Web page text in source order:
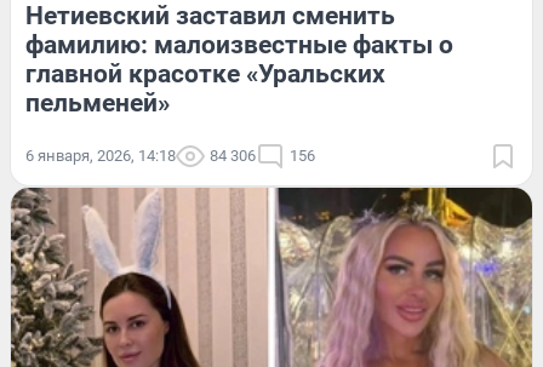
Нетиевский заставил сменить
фамилию: малоизвестные факты о
главной красотке «Уральских
пельменей»
6 января, 2026, 14:18 84 306 156